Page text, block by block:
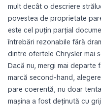
mult decât o descriere
povestea de proprietate
este cel puțin parțial
întrebări rezonabile fără
dintre ofertele Chrysler mai
Dacă nu, mergi mai departe
marcă second-hand,
pare coerentă, nu doar
mașina a fost deținută cu